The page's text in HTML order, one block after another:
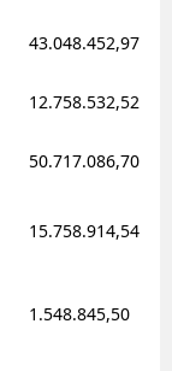
43.048.452,97
12.758.532,52
50.717.086,70
15.758.914,54
1.548.845,50